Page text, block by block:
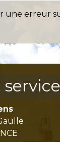
une erreur